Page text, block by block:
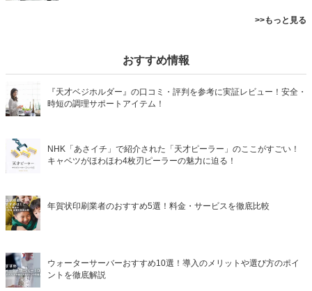
>>もっと見る
おすすめ情報
『天才ベジホルダー』の口コミ・評判を参考に実証レビュー！安全・
時短の調理サポートアイテム！
NHK「あさイチ」で紹介された「天才ピーラー」のここがすごい！
キャベツがほわほわ4枚刃ピーラーの魅力に迫る！
年賀状印刷業者のおすすめ5選！料金・サービスを徹底比較
ウォーターサーバーおすすめ10選！導入のメリットや選び方のポイ
ントを徹底解説